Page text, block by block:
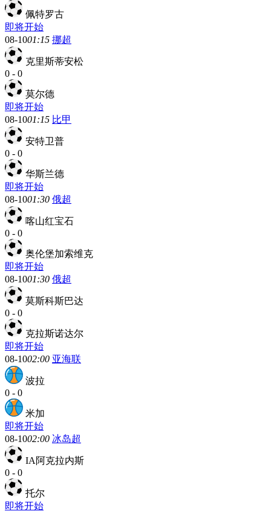
佩特罗古
即将开始
08-1001:15 挪超
克里斯蒂安松
0 - 0
莫尔德
即将开始
08-1001:15 比甲
安特卫普
0 - 0
华斯兰德
即将开始
08-1001:30 俄超
喀山红宝石
0 - 0
奥伦堡加索维克
即将开始
08-1001:30 俄超
莫斯科斯巴达
0 - 0
克拉斯诺达尔
即将开始
08-1002:00 亚海联
波拉
0 - 0
米加
即将开始
08-1002:00 冰岛超
IA阿克拉内斯
0 - 0
托尔
即将开始